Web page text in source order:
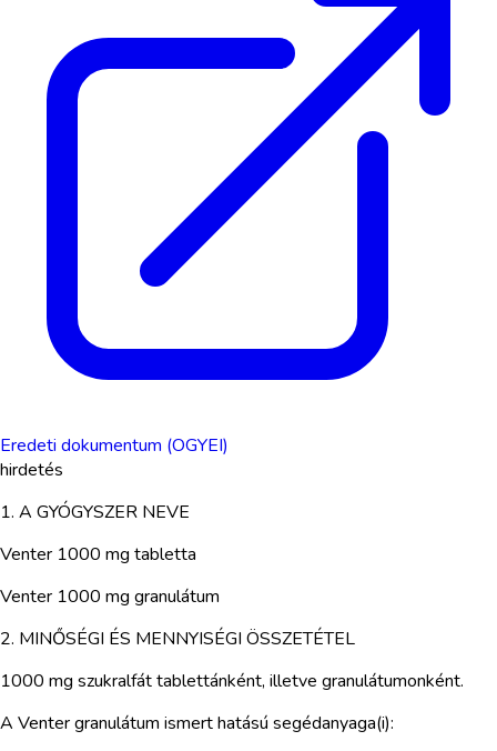
Eredeti dokumentum (OGYEI)
hirdetés
1. A GYÓGYSZER NEVE
Venter 1000 mg tabletta
Venter 1000 mg granulátum
2. MINŐSÉGI ÉS MENNYISÉGI ÖSSZETÉTEL
1000 mg szukralfát tablettánként, illetve granulátumonként.
A Venter granulátum ismert hatású segédanyaga(i):